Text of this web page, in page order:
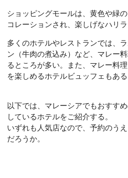
ショッピングモールは、黄色や緑
コレーションされ、楽しげなハリ
多くのホテルやレストランでは、
ン（牛肉の煮込み）など、マレー
るところが多い。また、マレー料
を楽しめるホテルビュッフェもある
以下では、マレーシアでもおすす
しているホテルをご紹介する。
いずれも人気店なので、予約のう
だろうか。